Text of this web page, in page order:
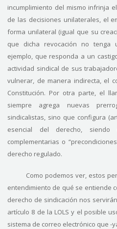
incumplimiento del mismo infrinja
de las decisiones unilaterales, el
forma unilateral (igual que su
que dicha revocación no tenga
ejemplo, que responda a un
actividad sindical de sus
vulnerar, de manera indirecta, el
Constitución. Por otra parte, el
siempre agrega nuevas
sindicalistas, sino que configura
esencial del derecho,
complementarias o
derecho regulado.
Como podemos ver, estos
entendimiento de qué se entiende
derecho de sindicación nos
artículo 8 de la LOLS y el posible
sistema de correo electrónico que -